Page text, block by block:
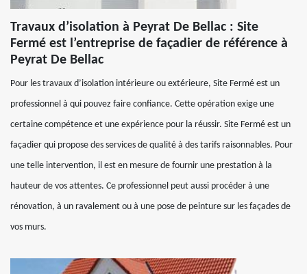
Travaux d’isolation à Peyrat De Bellac : Site
Fermé est l’entreprise de façadier de référence à
Peyrat De Bellac
Pour les travaux d’isolation intérieure ou extérieure, Site Fermé est un
professionnel à qui pouvez faire confiance. Cette opération exige une
certaine compétence et une expérience pour la réussir. Site Fermé est un
façadier qui propose des services de qualité à des tarifs raisonnables. Pour
une telle intervention, il est en mesure de fournir une prestation à la
hauteur de vos attentes. Ce professionnel peut aussi procéder à une
rénovation, à un ravalement ou à une pose de peinture sur les façades de
vos murs.